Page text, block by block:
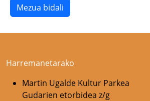
Harremanetarako
Martin Ugalde Kultur Parkea
Gudarien etorbidea z/g